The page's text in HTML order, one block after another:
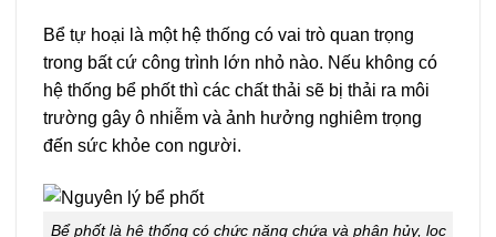
Bể tự hoại là một hệ thống có vai trò quan trọng
trong bất cứ công trình lớn nhỏ nào. Nếu không có
hệ thống bể phốt thì các chất thải sẽ bị thải ra môi
trường gây ô nhiễm và ảnh hưởng nghiêm trọng
đến sức khỏe con người.
Bể phốt là hệ thống có chức năng chứa và phân hủy, lọc